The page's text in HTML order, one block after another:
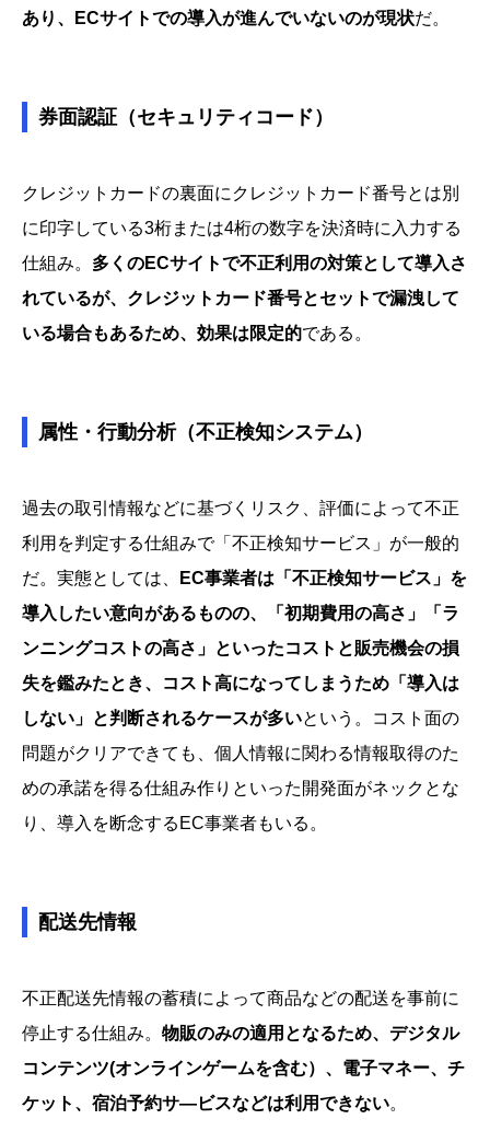
あり、ECサイトでの導入が進んでいないのが現状だ。
券面認証（セキュリティコード）
クレジットカードの裏面にクレジットカード番号とは別
に印字している3桁または4桁の数字を決済時に入力する
仕組み。 多くのECサイトで不正利用の対策として導入さ
れているが、クレジットカード番号とセットで漏洩して
いる場合もあるため、効果は限定的である。
属性・行動分析（不正検知システム）
過去の取引情報などに基づくリスク、評価によって不正
利用を判定する仕組みで「不正検知サービス」が一般的
だ。実態としては、
EC事業者は「不正検知サービス」を
導入したい意向があるものの、「初期費用の高さ」「ラ
ンニングコストの高さ」といったコストと販売機会の損
失を鑑みたとき、コスト高になってしまうため「導入は
しない」と判断されるケースが多いという。コスト面の
問題がクリアできても、個人情報に関わる情報取得のた
めの承諾を得る仕組み作りといった開発面がネックとな
り、導入を断念するEC事業者もいる。
配送先情報
不正配送先情報の蓄積によって商品などの配送を事前に
停止する仕組み。 物販のみの適用となるため、デジタル
コンテンツ(オンラインゲームを含む）、電子マネー、チ
ケット、宿泊予約サ―ビスなどは利用できない。